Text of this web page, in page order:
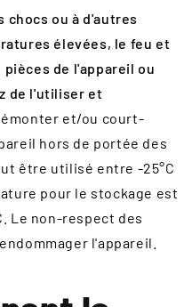
chocs ou à d'autres
élevées, le feu et
pièces de l'appareil ou
de l'utiliser et
et/ou court-
hors de portée des
être utilisé entre -25°C
pour le stockage est
Le non-respect des
l'appareil.